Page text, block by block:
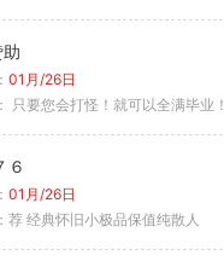
01月/26日
只要您会打怪！就可以全满毕业！
６
01月/26日
荐 经典怀旧小极品保值纯散人